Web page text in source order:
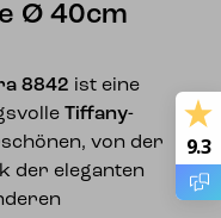
Ø 40cm
8842 ist eine
Tiffany-
von der
der eleganten
9.3